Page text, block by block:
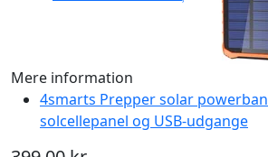
Mere information
4smarts Prepper solar
solcellepanel og USB-udgange